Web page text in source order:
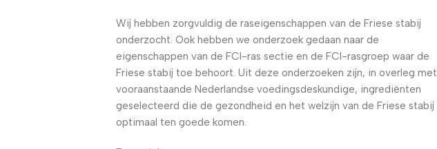
Wij hebben zorgvuldig de raseigenschappen van de Friese stabij
onderzocht. Ook hebben we onderzoek gedaan naar de
eigenschappen van de FCI-ras sectie en de FCI-rasgroep waar de
Friese stabij toe behoort. Uit deze onderzoeken zijn, in overleg met
vooraanstaande Nederlandse voedingsdeskundige, ingrediënten
geselecteerd die de gezondheid en het welzijn van de Friese stabij
optimaal ten goede komen.